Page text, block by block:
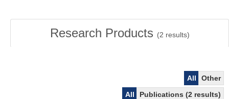
Research Products (2 results)
All
Other
All
Publications (2 results)